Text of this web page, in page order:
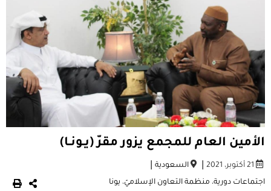
الأمين العام للمجمع يزور مقرّ (يـونـا)
21 أكتوبر، 2021 | السعودية|
اجتماعات دورية، منظمة التعاون الإسلاميّ، يونا